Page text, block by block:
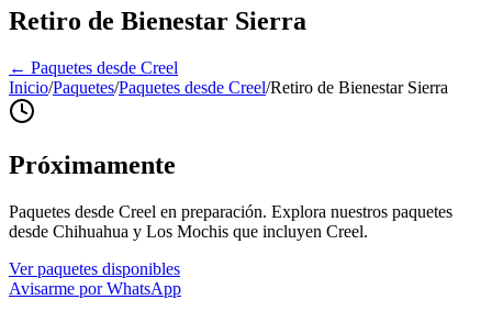
Retiro de Bienestar Sierra
← Paquetes desde Creel
Inicio/Paquetes/Paquetes desde Creel/Retiro de Bienestar Sierra
Próximamente
Paquetes desde Creel en preparación. Explora nuestros paquetes
desde Chihuahua y Los Mochis que incluyen Creel.
Ver paquetes disponibles
Avisarme por WhatsApp